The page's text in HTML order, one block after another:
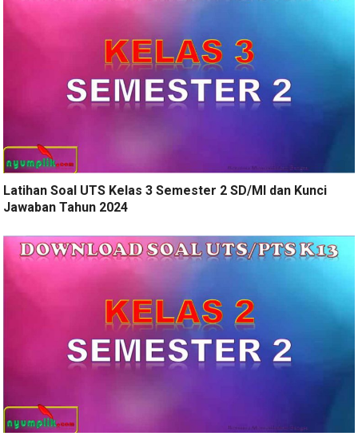
Latihan Soal UTS Kelas 3 Semester 2 SD/MI dan Kunci
Jawaban Tahun 2024